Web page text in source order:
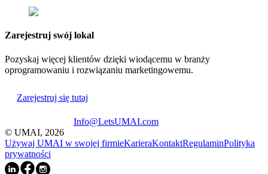
Zarejestruj swój lokal
Pozyskaj więcej klientów dzięki wiodącemu w branży
oprogramowaniu i rozwiązaniu marketingowemu.
Zarejestruj się tutaj
Info@LetsUMAI.com
© UMAI, 2026
Używaj UMAI w swojej firmieKarieraKontaktRegulaminPolityka
prywatności